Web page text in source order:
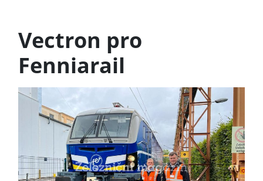
Vectron pro
Fenniarail